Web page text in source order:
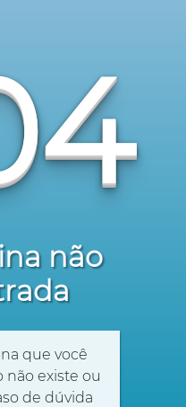
não
que você
não existe ou
de dúvida